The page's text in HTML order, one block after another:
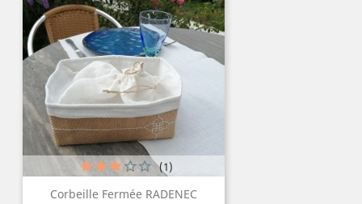
Corbeille Fermée RADENEC
(1)